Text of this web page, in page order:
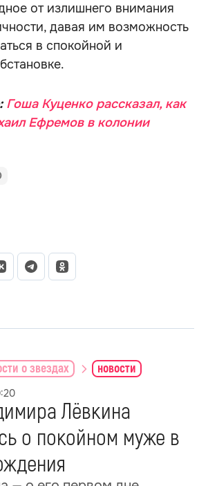
от излишнего внимания
давая им возможность
в спокойной и
Гоша Куценко рассказал, как
Ефремов в колонии
о звездах новости
Лёвкина
о покойном муже в